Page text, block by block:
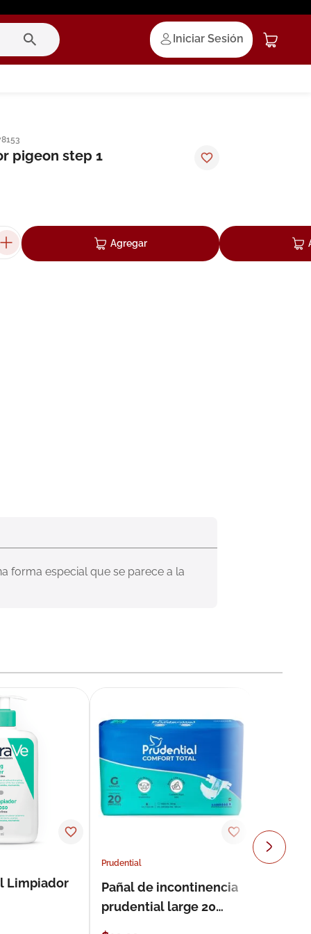
Iniciar Sesión
pigeon step 1
Agregar
forma especial que se parece a la
Limpiador
Prudential
Pañal de incontinencia
prudential large 20